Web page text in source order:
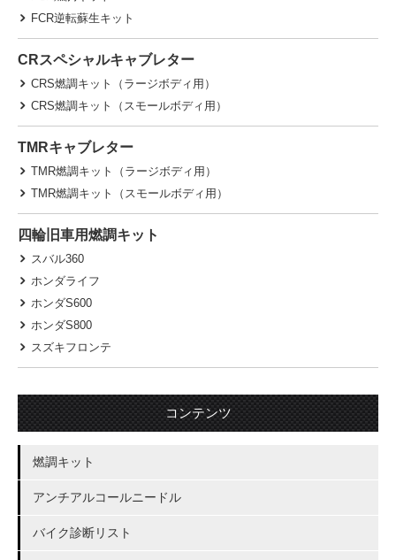
FCR逆転蘇生キット
CRスペシャルキャブレター
CRS燃調キット（ラージボディ用）
CRS燃調キット（スモールボディ用）
TMRキャブレター
TMR燃調キット（ラージボディ用）
TMR燃調キット（スモールボディ用）
四輪旧車用燃調キット
スバル360
ホンダライフ
ホンダS600
ホンダS800
スズキフロンテ
コンテンツ
燃調キット
アンチアルコールニードル
バイク診断リスト